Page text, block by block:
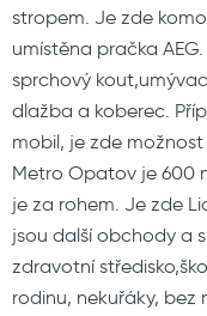
stropem. Je zde
umístěna pračka
sprchový
dlažba a koberec.
mobil, je zde
Metro Opatov je 600
je za rohem. Je zde
jsou další obchody a
zdravotní
rodinu, nekuřáky, bez